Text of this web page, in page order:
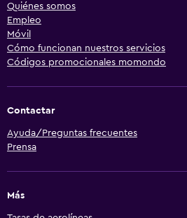
Quiénes somos
Empleo
Móvil
Cómo funcionan nuestros servicios
Códigos promocionales momondo
Contactar
Ayuda/Preguntas frecuentes
Prensa
Más